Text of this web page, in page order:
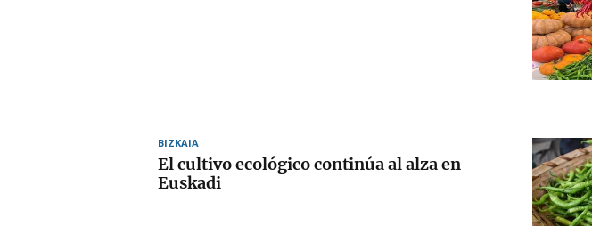
BIZKAIA
El cultivo ecológico continúa al alza en
Euskadi